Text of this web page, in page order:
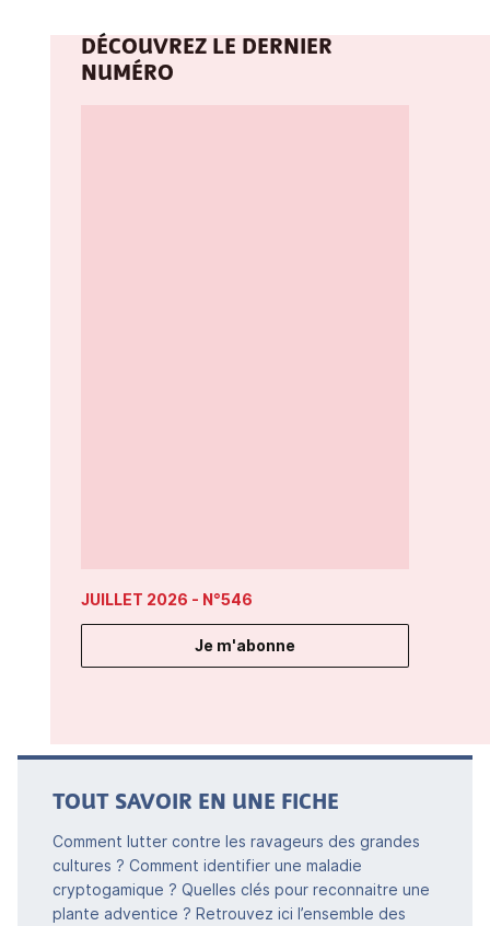
DÉCOUVREZ LE DERNIER
NUMÉRO
JUILLET 2026 - N°546
Je m'abonne
TOUT SAVOIR EN UNE FICHE
Comment lutter contre les ravageurs des grandes
cultures ? Comment identifier une maladie
cryptogamique ? Quelles clés pour reconnaitre une
plante adventice ? Retrouvez ici l’ensemble des